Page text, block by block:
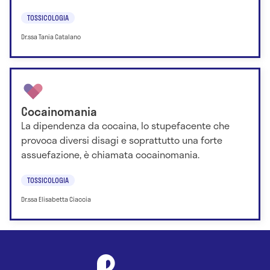
TOSSICOLOGIA
Dr.ssa Tania Catalano
Cocainomania
La dipendenza da cocaina, lo stupefacente che
provoca diversi disagi e soprattutto una forte
assuefazione, è chiamata cocainomania.
TOSSICOLOGIA
Dr.ssa Elisabetta Ciaccia